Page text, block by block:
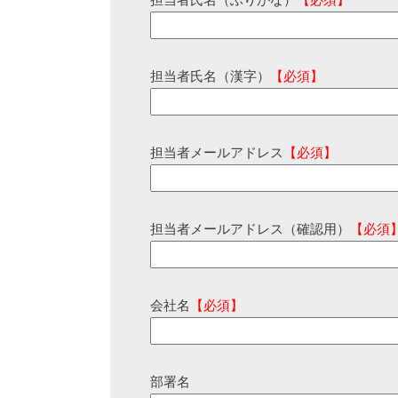
担当者氏名（漢字） 【必須】
担当者メールアドレス 【必須】
担当者メールアドレス（確認用） 【必須
会社名 【必須】
部署名